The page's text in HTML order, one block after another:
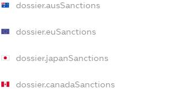
dossier.ausSanctions
dossier.euSanctions
dossier.japanSanctions
dossier.canadaSanctions